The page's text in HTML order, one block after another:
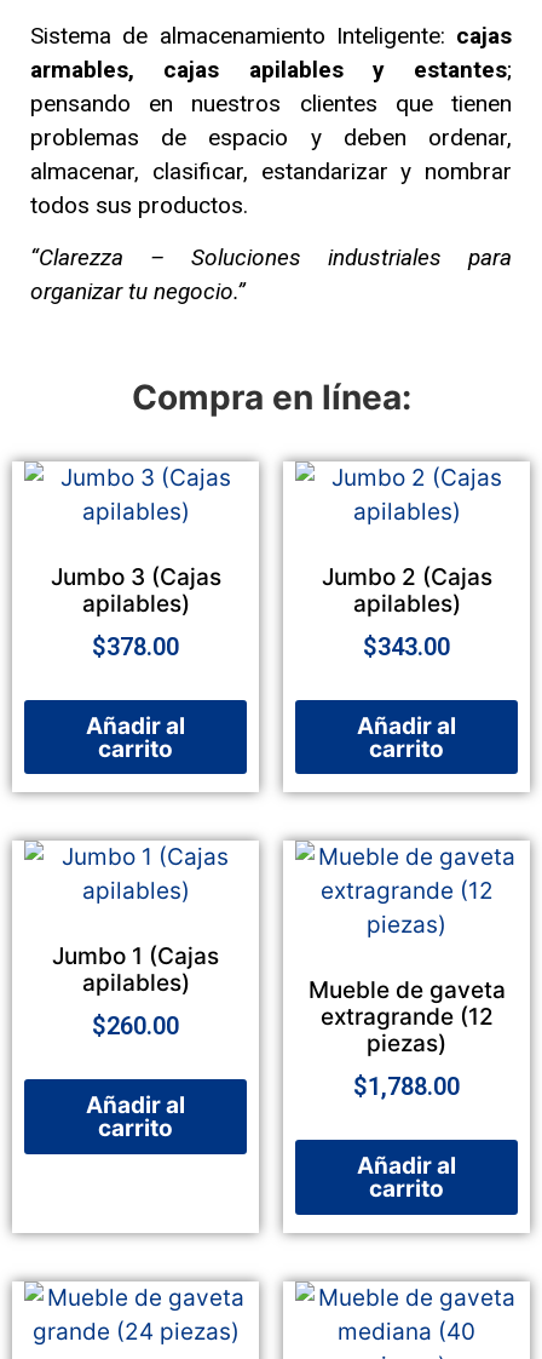
Sistema de almacenamiento Inteligente: cajas
armables, cajas apilables y estantes;
pensando en nuestros clientes que tienen
problemas de espacio y deben ordenar,
almacenar, clasificar, estandarizar y nombrar
todos sus productos.
“Clarezza – Soluciones industriales para
organizar tu negocio.”
Compra en línea:
Jumbo 3 (Cajas
apilables)
$378.00
Añadir al
carrito
Jumbo 2 (Cajas
apilables)
$343.00
Añadir al
carrito
Jumbo 1 (Cajas
apilables)
$260.00
Añadir al
carrito
Mueble de gaveta
extragrande (12
piezas)
$1,788.00
Añadir al
carrito